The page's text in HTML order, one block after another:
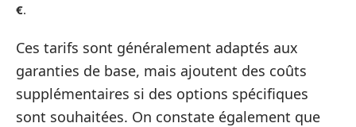
€.
Ces tarifs sont généralement adaptés aux
garanties de base, mais ajoutent des coûts
supplémentaires si des options spécifiques
sont souhaitées. On constate également que